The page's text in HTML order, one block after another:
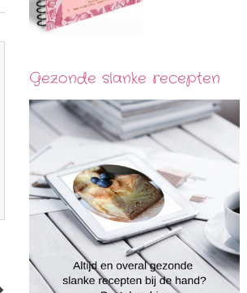
Gezonde slanke recepten